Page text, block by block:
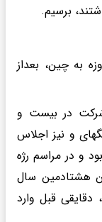
برسیم.
به چین، بعداز
شرکت در بیست و
و نیز اجلاس
و در مراسم رژه
هشتادمین سال
قبل وارد